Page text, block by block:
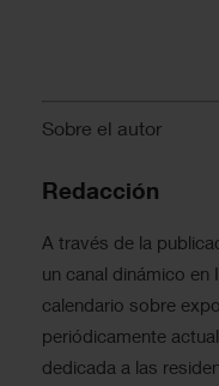
Sobre el autor
Redacción
A través de la
un canal dinámico en
calendario sobre
periódicamente
dedicada a las